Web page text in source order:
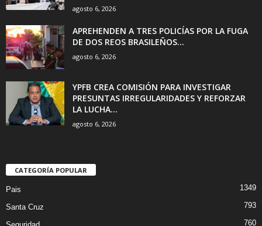
agosto 6, 2026
APREHENDEN A TRES POLICÍAS POR LA FUGA
DE DOS REOS BRASILEÑOS...
agosto 6, 2026
YPFB CREA COMISIÓN PARA INVESTIGAR
PRESUNTAS IRREGULARIDADES Y REFORZAR
LA LUCHA...
agosto 6, 2026
CATEGORÍA POPULAR
Pais 1349
Santa Cruz 793
760